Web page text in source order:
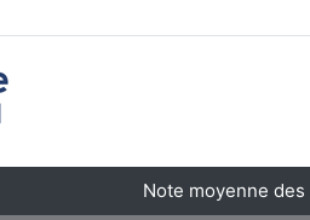
Note moyenne des